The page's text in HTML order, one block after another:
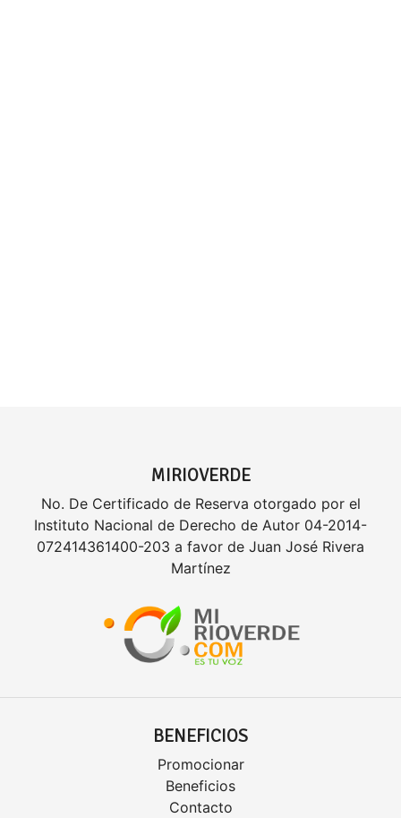
MIRIOVERDE
No. De Certificado de Reserva otorgado por el
Instituto Nacional de Derecho de Autor 04-2014-
072414361400-203 a favor de Juan José Rivera
Martínez
BENEFICIOS
Promocionar
Beneficios
Contacto